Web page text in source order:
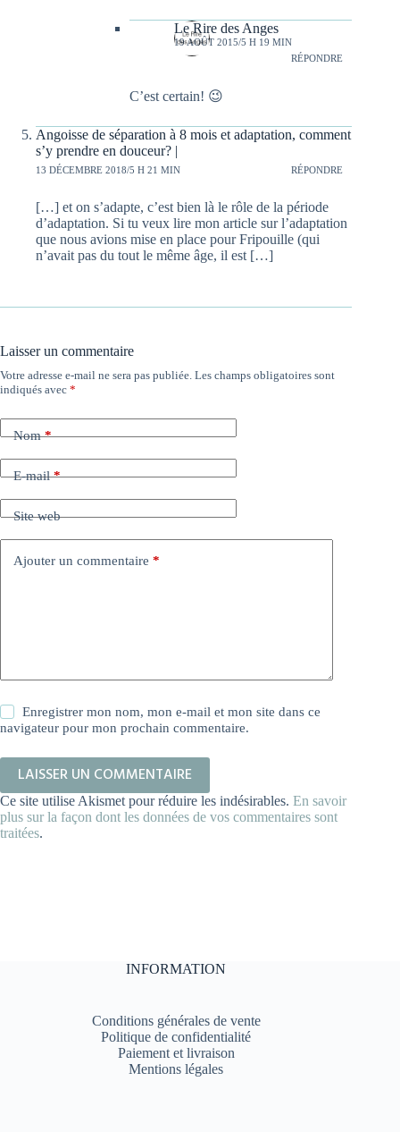
Le Rire des Anges
19 AOÛT 2015/5 H 19 MIN
RÉPONDRE
C’est certain! 😉
Angoisse de séparation à 8 mois et adaptation, comment
s’y prendre en douceur? |
13 DÉCEMBRE 2018/5 H 21 MIN RÉPONDRE
[…] et on s’adapte, c’est bien là le rôle de la période
d’adaptation. Si tu veux lire mon article sur l’adaptation
que nous avions mise en place pour Fripouille (qui
n’avait pas du tout le même âge, il est […]
Laisser un commentaire
Votre adresse e-mail ne sera pas publiée. Les champs obligatoires sont
indiqués avec *
Nom*
E-mail*
Site web
Ajouter un commentaire *
Enregistrer mon nom, mon e-mail et mon site dans ce
navigateur pour mon prochain commentaire.
LAISSER UN COMMENTAIRE
Ce site utilise Akismet pour réduire les indésirables. En savoir
plus sur la façon dont les données de vos commentaires sont
traitées.
INFORMATION
Conditions générales de vente
Politique de confidentialité
Paiement et livraison
Mentions légales